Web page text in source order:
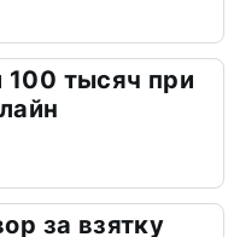
100 тысяч при
за взятку